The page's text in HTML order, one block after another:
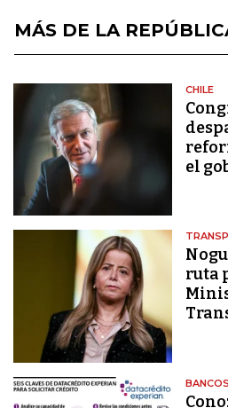
MÁS DE LA
CHILE
el
ruta
BANCOS